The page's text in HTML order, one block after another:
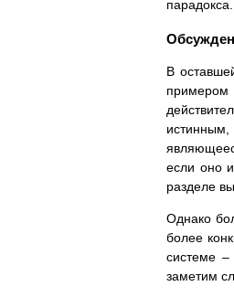
парадокса.
В
примером
если оно
разделе
Однако
более
системе –
заметим